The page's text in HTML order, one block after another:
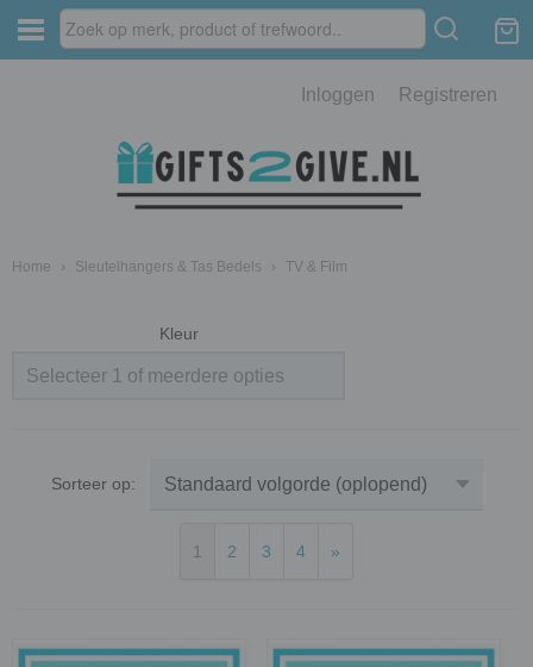
Inloggen Registreren
Home › Sleutelhangers & Tas Bedels › TV & Film
Kleur
Selecteer 1 of meerdere opties
Sorteer op:
1 2 3 4 »